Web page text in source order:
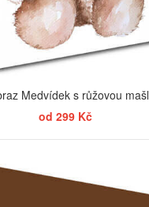
Medvídek s růžovou
od 299 Kč